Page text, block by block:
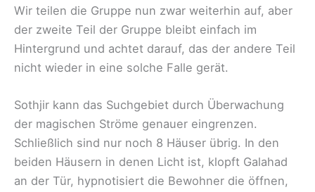
Wir teilen die Gruppe nun zwar weiterhin auf, aber
der zweite Teil der Gruppe bleibt einfach im
Hintergrund und achtet darauf, das der andere Teil
nicht wieder in eine solche Falle gerät.
Sothjir kann das Suchgebiet durch Überwachung
der magischen Ströme genauer eingrenzen.
Schließlich sind nur noch 8 Häuser übrig. In den
beiden Häusern in denen Licht ist, klopft Galahad
an der Tür, hypnotisiert die Bewohner die öffnen,